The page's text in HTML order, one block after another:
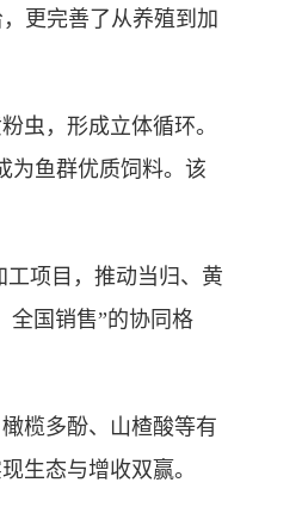
更完善了从养殖到加
虫，形成立体循环。
为鱼群优质饲料。该
项目，推动当归、黄
全国销售”的协同格
榄多酚、山楂酸等有
生态与增收双赢。